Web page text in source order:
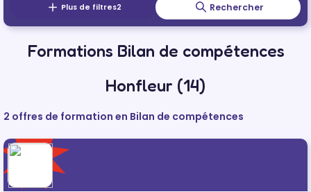
Plus de filtres2 Rechercher
Formations Bilan de compétences
Honfleur (14)
2 offres de formation en Bilan de compétences